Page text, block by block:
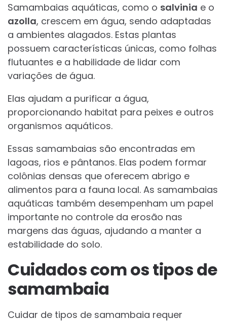
Samambaias aquáticas, como o salvinia e o
azolla, crescem em água, sendo adaptadas
a ambientes alagados. Estas plantas
possuem características únicas, como folhas
flutuantes e a habilidade de lidar com
variações de água.
Elas ajudam a purificar a água,
proporcionando habitat para peixes e outros
organismos aquáticos.
Essas samambaias são encontradas em
lagoas, rios e pântanos. Elas podem formar
colônias densas que oferecem abrigo e
alimentos para a fauna local. As samambaias
aquáticas também desempenham um papel
importante no controle da erosão nas
margens das águas, ajudando a manter a
estabilidade do solo.
Cuidados com os tipos de
samambaia
Cuidar de tipos de samambaia requer